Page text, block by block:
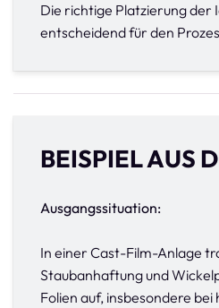
Die richtige Platzierung der
entscheidend für den
BEISPIEL AUS
Ausgangssituation:
In einer Cast-Film-Anlage
Staubanhaftung und
Folien auf, insbesondere bei